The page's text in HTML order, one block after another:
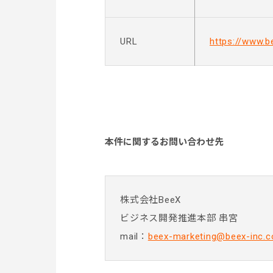
URL https://
本件に関するお問い合わせ先
株式会社BeeX
ビジネス開発推進本部 串宮
mail： beex-marketing@beex-